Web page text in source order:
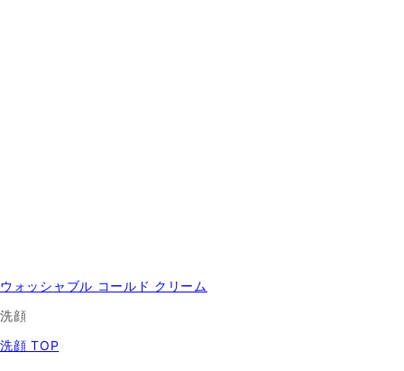
ウォッシャブル コールド クリーム
洗顔
洗顔 TOP